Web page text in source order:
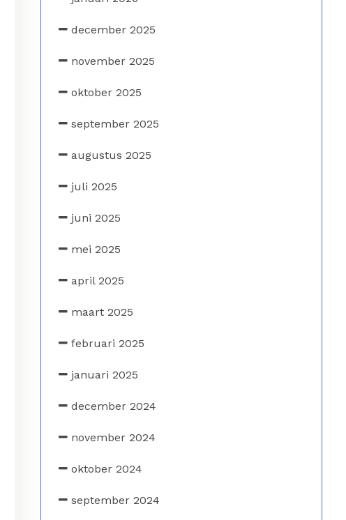
december 2025
november 2025
oktober 2025
september 2025
augustus 2025
juli 2025
juni 2025
mei 2025
april 2025
maart 2025
februari 2025
januari 2025
december 2024
november 2024
oktober 2024
september 2024